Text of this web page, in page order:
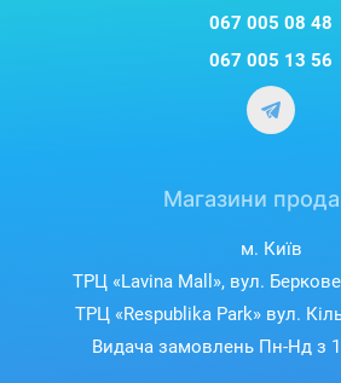
067 005 08 48
067 005 13 56
Магазини
м. Київ
ТРЦ «Lavina Mall», вул.
ТРЦ «Respublika Park» вул.
Видача замовлень Пн-Нд з